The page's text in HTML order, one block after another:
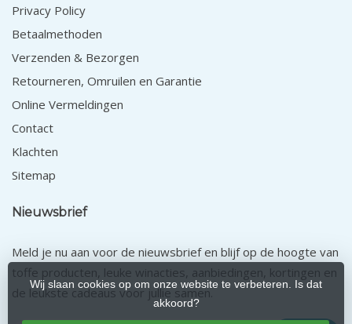
Wij slaan cookies op om onze website te verbeteren. Is dat
akkoord?
Privacy Policy
Betaalmethoden
Verzenden & Bezorgen
Retourneren, Omruilen en Garantie
Online Vermeldingen
Contact
Klachten
Sitemap
Nieuwsbrief
Meld je nu aan voor de nieuwsbrief en blijf op de hoogte van
toffe producten, leuke winacties, aanbiedingen, kortingen en
de leukste cadeaus voor jullie samen.